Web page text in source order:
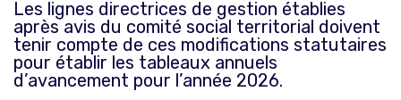
Les lignes directrices de gestion établies
après avis du comité social territorial doivent
tenir compte de ces modifications statutaires
pour établir les tableaux annuels
d’avancement pour l’année 2026.